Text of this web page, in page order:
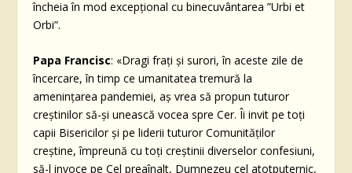
încheia în mod excepțional cu binecuvântarea ”Urbi et
Orbi”.
Papa Francisc: «Dragi frați și surori, în aceste zile de
încercare, în timp ce umanitatea tremură la
amenințarea pandemiei, aș vrea să propun tuturor
creștinilor să-și unească vocea spre Cer. Îi invit pe toți
capii Bisericilor și pe liderii tuturor Comunităților
creștine, împreună cu toți creștinii diverselor confesiuni,
să-l invoce pe Cel preaînalt, Dumnezeu cel atotputernic,